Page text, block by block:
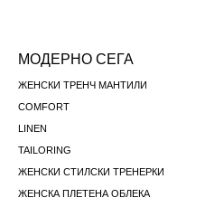
МОДЕРНО СЕГА
ЖЕНСКИ ТРЕНЧ МАНТИЛИ
COMFORT
LINEN
TAILORING
ЖЕНСКИ СТИЛСКИ ТРЕНЕРКИ
ЖЕНСКА ПЛЕТЕНА ОБЛЕКА